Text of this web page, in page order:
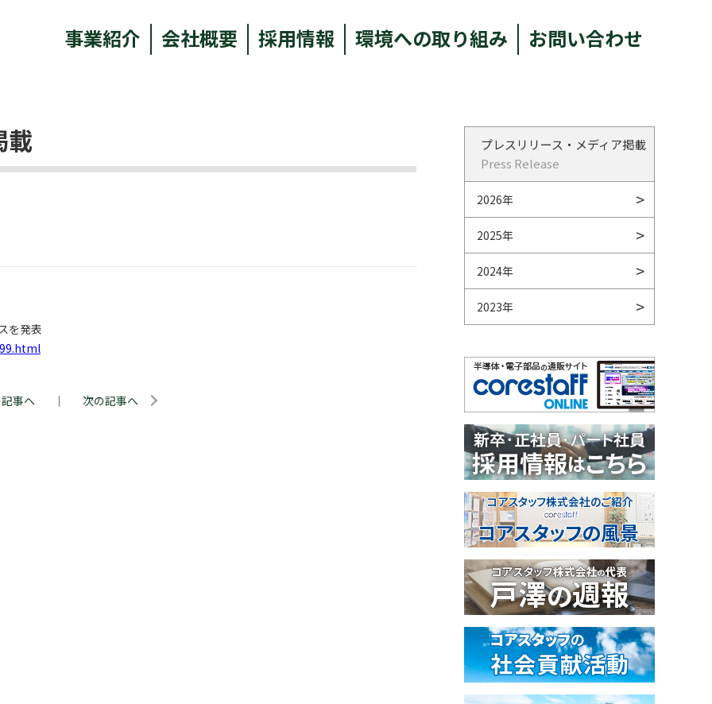
事業紹介 会社概要 採用情報 環境への取り組み お問い合わせ
載
を発表
事へ ｜ 次の記事へ
プレスリリース・メディア掲載
Press Release
2026年
2025年
2024年
2023年